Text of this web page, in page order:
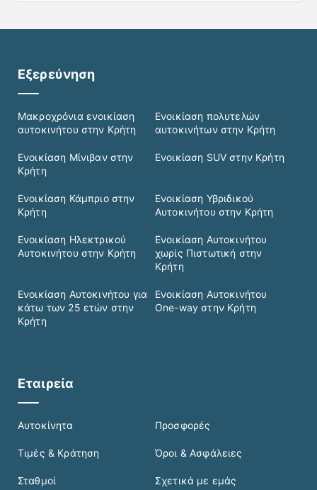
Εξερεύνηση
Μακροχρόνια ενοικίαση
αυτοκινήτου στην Κρήτη
Ενοικίαση πολυτελών
αυτοκινήτων στην Κρήτη
Ενοικίαση Μίνιβαν στην
Κρήτη
Ενοικίαση SUV στην Κρήτη
Ενοικίαση Κάμπριο στην
Κρήτη
Ενοικίαση Υβριδικού
Αυτοκινήτου στην Κρήτη
Ενοικίαση Ηλεκτρικού
Αυτοκινήτου στην Κρήτη
Ενοικίαση Αυτοκινήτου
χωρίς Πιστωτική στην
Κρήτη
Ενοικίαση Αυτοκινήτου για
κάτω των 25 ετών στην
Κρήτη
Ενοικίαση Αυτοκινήτου
One-way στην Κρήτη
Εταιρεία
Αυτοκίνητα Προσφορές
Τιμές & Κράτηση Όροι & Ασφάλειες
Σταθμοί Σχετικά με εμάς